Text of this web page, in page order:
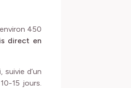
450
direct en
, suivie d’un
15 jours.